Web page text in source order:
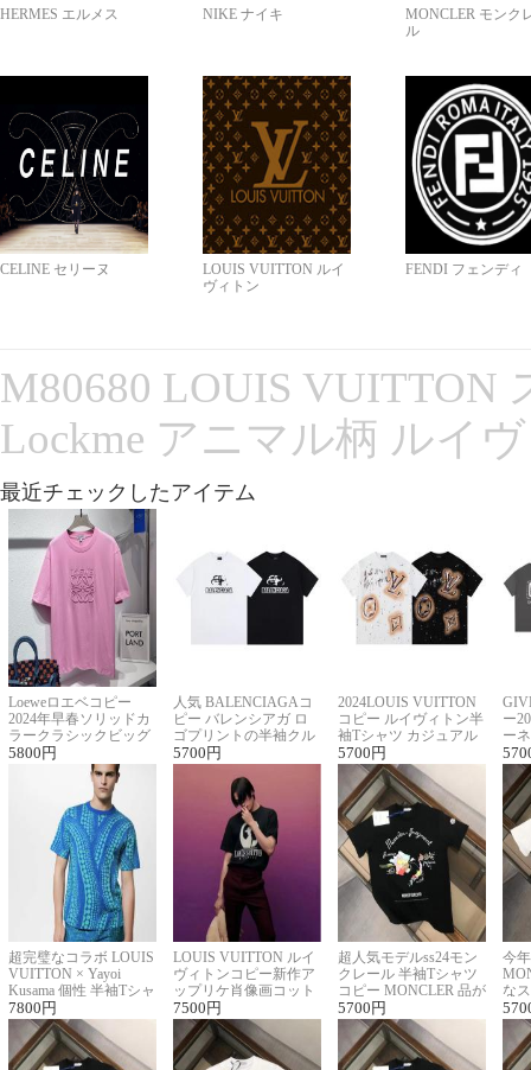
HERMES エルメス NIKE ナイキ
MONCLER モンク
ル
CELINE セリーヌ
LOUIS VUITTON ルイ
ヴィトン
FENDI フェンディ
M80680 LOUIS VUITTON
Lockme アニマル柄 ルイ
最近チェックしたアイテム
Loeweロエベコピー
2024年早春ソリッドカ
ラークラシックビッグ
ロゴ刺繍Tシャツ
5800 円
人気 BALENCIAGAコ
ピー バレンシアガ ロ
ゴプリントの半袖クル
ーネックTシャツ
5700 円
2024LOUIS VUITTON
コピー ルイヴィトン半
袖Tシャツ カジュアル
に馴染む 2色展開
5700 円
ー
ー
ー
超完璧なコラボ LOUIS
VUITTON × Yayoi
Kusama 個性 半袖Tシャ
ツコピー男女兼用
7800 円
LOUIS VUITTON ルイ
ヴィトンコピー新作ア
ップリケ肖像画コット
ンニット半袖Tシャツ
7500 円
超人気モデルss24モン
クレール 半袖Tシャツ
コピー MONCLER 品が
良く見た目
5700 円
今
な
ル